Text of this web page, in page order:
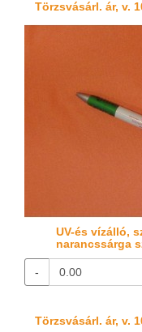
Törzsvásárl. ár, v.
UV-és vízálló,
narancssárga
-
Törzsvásárl. ár, v.